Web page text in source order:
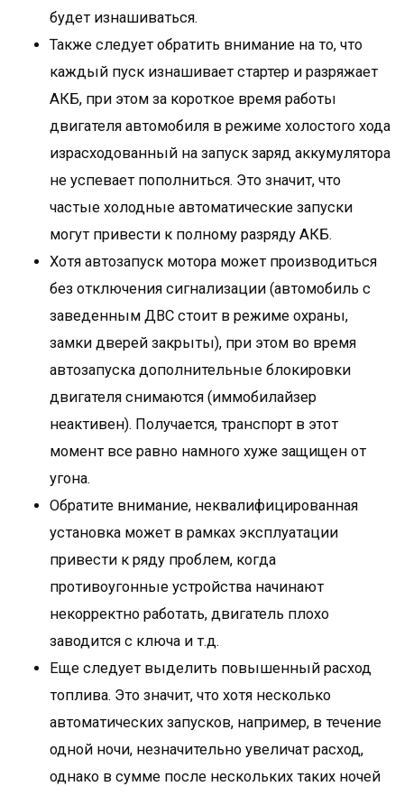
будет изнашиваться.
Также следует обратить внимание на то, что
каждый пуск изнашивает стартер и разряжает
АКБ, при этом за короткое время работы
двигателя автомобиля в режиме холостого хода
израсходованный на запуск заряд аккумулятора
не успевает пополниться. Это значит, что
частые холодные автоматические запуски
могут привести к полному разряду АКБ.
Хотя автозапуск мотора может производиться
без отключения сигнализации (автомобиль с
заведенным ДВС стоит в режиме охраны,
замки дверей закрыты), при этом во время
автозапуска дополнительные блокировки
двигателя снимаются (иммобилайзер
неактивен). Получается, транспорт в этот
момент все равно намного хуже защищен от
угона.
Обратите внимание, неквалифицированная
установка может в рамках эксплуатации
привести к ряду проблем, когда
противоугонные устройства начинают
некорректно работать, двигатель плохо
заводится с ключа и т.д.
Еще следует выделить повышенный расход
топлива. Это значит, что хотя несколько
автоматических запусков, например, в течение
одной ночи, незначительно увеличат расход,
однако в сумме после нескольких таких ночей